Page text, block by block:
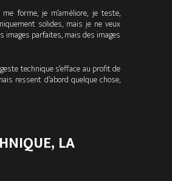
forme, je m’améliore, je teste,
solides, mais je ne veux
images parfaites, mais des images
technique s’efface au profit de
ressent d’abord quelque chose,
LA